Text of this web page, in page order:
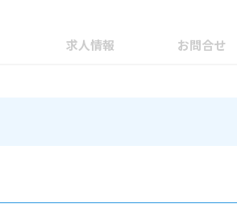
求人情報 お問合せ